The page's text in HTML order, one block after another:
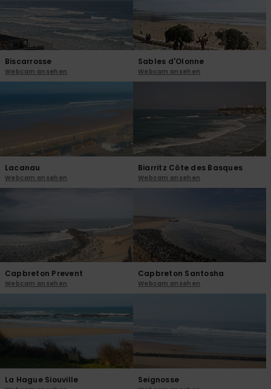
FAQ
ansehen
Biscarrosse
Webcam ansehen
Sables d'Olonne
Webcam ansehen
Lacanau
Webcam ansehen
Biarritz Côte des Basques
Webcam ansehen
Capbreton Prevent
Webcam ansehen
Capbreton Santosha
Webcam ansehen
La Hague Siouville Seignosse